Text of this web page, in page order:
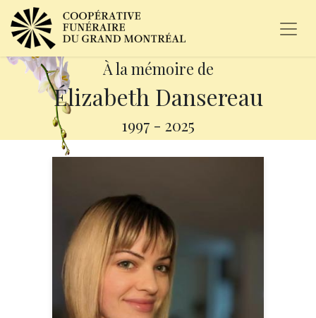
À la mémoire de
Élizabeth Dansereau
1997 - 2025